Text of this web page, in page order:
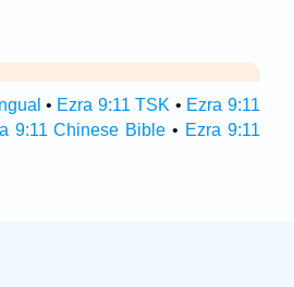
• Ezra 9:11 TSK • Ezra 9:11
9:11 Chinese Bible • Ezra 9:11